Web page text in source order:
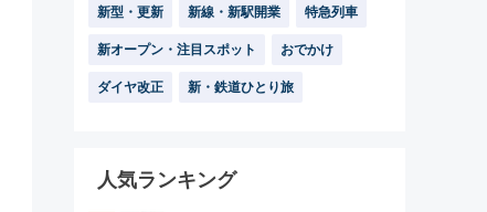
新型・更新 新線・新駅開業 特急列車
新オープン・注目スポット おでかけ
ダイヤ改正 新・鉄道ひとり旅
人気ランキング